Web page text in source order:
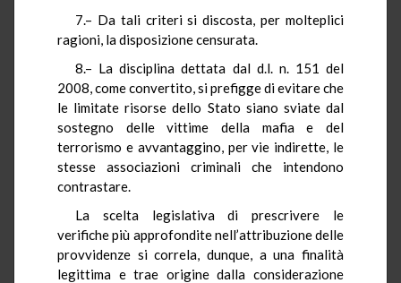
7.– Da tali criteri si discosta, per molteplici
ragioni, la disposizione censurata.
8.– La disciplina dettata dal d.l. n. 151 del
2008, come convertito, si prefigge di evitare che
le limitate risorse dello Stato siano sviate dal
sostegno delle vittime della mafia e del
terrorismo e avvantaggino, per vie indirette, le
stesse associazioni criminali che intendono
contrastare.
La scelta legislativa di prescrivere le
verifiche più approfondite nell’attribuzione delle
provvidenze si correla, dunque, a una finalità
legittima e trae origine dalla considerazione